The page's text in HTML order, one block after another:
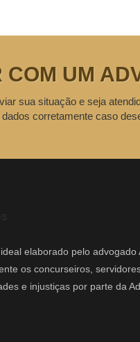
COM UM
sua situação e seja
corretamente caso
elaborado pelo advogado
os concurseiros,
e injustiças por parte da